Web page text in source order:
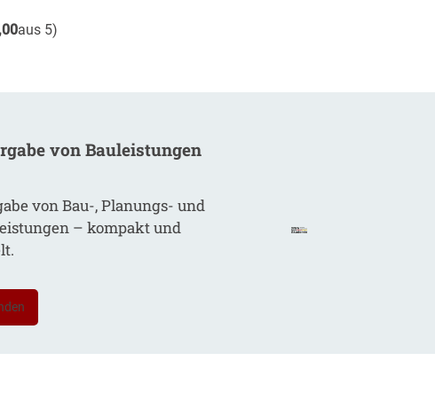
aus 5)
von Bauleistungen
von Bau-, Planungs- und
– kompakt und